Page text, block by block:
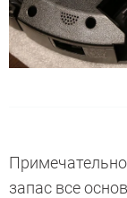
запас все